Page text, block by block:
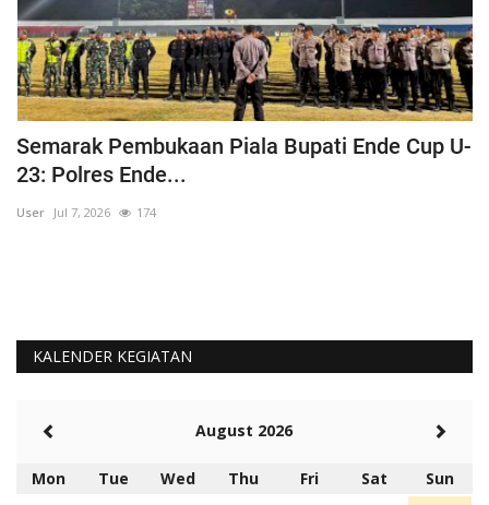
Semarak Pembukaan Piala Bupati Ende Cup U-
23: Polres Ende...
User Jul 7, 2026 174
KALENDER KEGIATAN
August 2026
Mon Tue Wed Thu Fri Sat
Sun